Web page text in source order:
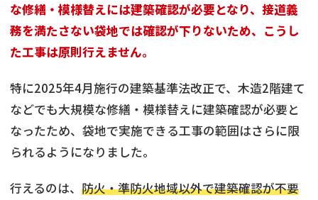
な修繕・模様替えには建築確認が必要となり、接道義
務を満たさない袋地では確認が下りないため、こうし
た工事は原則行えません。
特に2025年4月施行の建築基準法改正で、木造2階建て
などでも大規模な修繕・模様替えに建築確認が必要と
なったため、袋地で実施できる工事の範囲はさらに限
られるようになりました。
行えるのは、 防火・準防火地域以外で建築確認が不要